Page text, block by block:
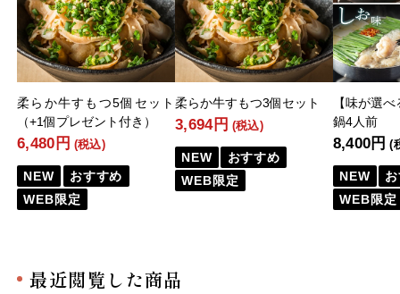
柔らか牛すもつ5個セット
（+1個プレゼント付き）
6,480円 (税込)
NEW
おすすめ
WEB限定
柔らか牛すもつ3個セット
3,694円 (税込)
NEW
おすすめ
WEB限定
【味が選
鍋4人前
8,400円 (
NEW
WEB限定
最近閲覧した商品